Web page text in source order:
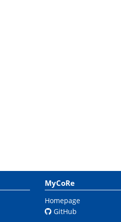
MyCoRe
Homepage
GitHub